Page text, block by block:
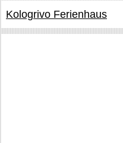
Kologrivo Ferienhaus